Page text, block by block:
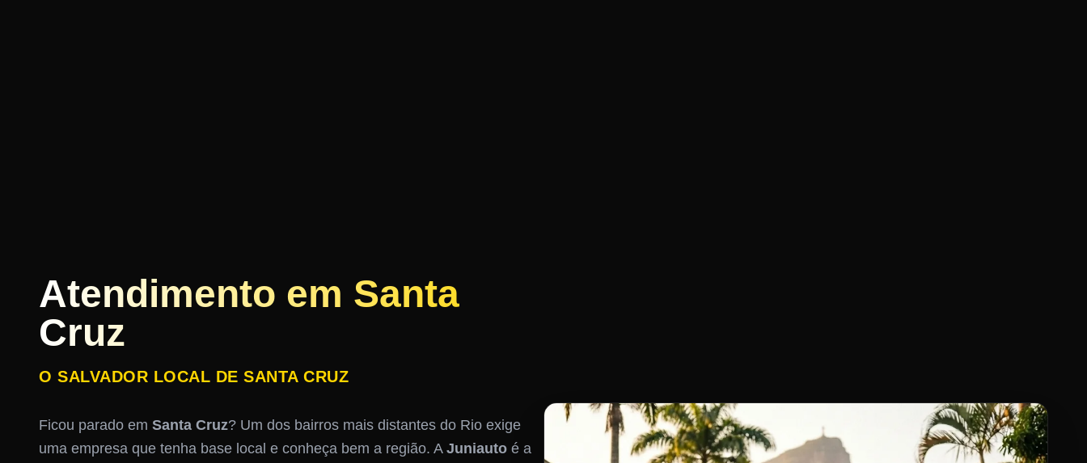
Atendimento em Santa
Cruz
O SALVADOR LOCAL DE SANTA CRUZ
Ficou parado em Santa Cruz? Um dos bairros mais distantes do Rio exige
uma empresa que tenha base local e conheça bem a região. A Juniauto é a